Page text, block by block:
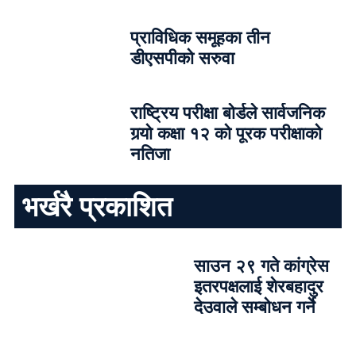
प्राविधिक समूहका तीन
डीएसपीको सरुवा
राष्ट्रिय परीक्षा बोर्डले सार्वजनिक
गर्‍यो कक्षा १२ को पूरक परीक्षाको
नतिजा
भर्खरै प्रकाशित
साउन २९ गते कांग्रेस
इतरपक्षलाई शेरबहादुर
देउवाले सम्बोधन गर्ने